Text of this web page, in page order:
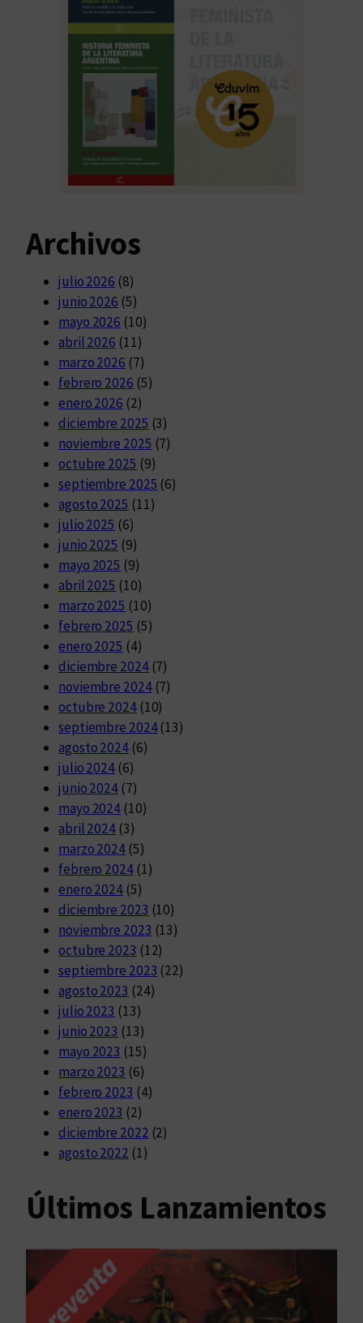
Archivos
julio 2026 (8)
junio 2026 (5)
mayo 2026 (10)
abril 2026 (11)
marzo 2026 (7)
febrero 2026 (5)
enero 2026 (2)
diciembre 2025 (3)
noviembre 2025 (7)
octubre 2025 (9)
septiembre 2025 (6)
agosto 2025 (11)
julio 2025 (6)
junio 2025 (9)
mayo 2025 (9)
abril 2025 (10)
marzo 2025 (10)
febrero 2025 (5)
enero 2025 (4)
diciembre 2024(7)
noviembre 2024(7)
octubre 2024(10)
septiembre 2024(13)
agosto 2024(6)
julio 2024 (6)
junio 2024 (7)
mayo 2024 (10)
abril 2024 (3)
marzo 2024 (5)
febrero 2024(1)
enero 2024 (5)
diciembre 2023 (10)
noviembre 2023 (13)
octubre 2023 (12)
septiembre 2023 (22)
agosto 2023 (24)
julio 2023 (13)
junio 2023 (13)
mayo 2023 (15)
marzo 2023 (6)
febrero 2023 (4)
enero 2023 (2)
diciembre 2022 (2)
agosto 2022 (1)
Últimos Lanzamientos